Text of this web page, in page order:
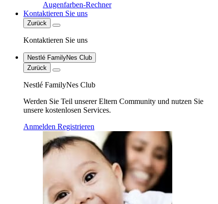
Augenfarben-Rechner
Kontaktieren Sie uns
Zurück
Kontaktieren Sie uns
Nestlé FamilyNes Club
Zurück
Nestlé FamilyNes Club
Werden Sie Teil unserer Eltern Community und nutzen Sie
unsere kostenlosen Services.
Anmelden Registrieren